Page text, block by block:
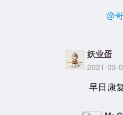
@
妖业蛋
2021-03-
早日康